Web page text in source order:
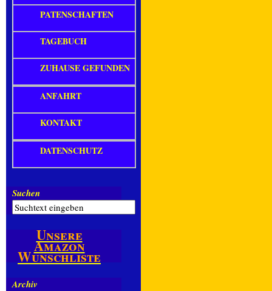
PATENSCHAFTEN
TAGEBUCH
ZUHAUSE GEFUNDEN
ANFAHRT
KONTAKT
DATENSCHUTZ
Suchen
Unsere
Amazon
Wunschliste
Archiv